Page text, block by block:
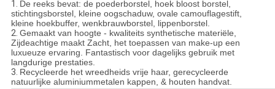
1. De reeks bevat: de poederborstel, hoek bloost borstel,
stichtingsborstel, kleine oogschaduw, ovale camouflagestift,
kleine hoekbuffer, wenkbrauwborstel, lippenborstel.
2. Gemaakt van hoogte - kwaliteits synthetische materiële,
Zijdeachtige maakt Zacht, het toepassen van make-up een
luxueuze ervaring. Fantastisch voor dagelijks gebruik met
langdurige prestaties.
3. Recycleerde het wreedheids vrije haar, gerecycleerde
natuurlijke aluminiummetalen kappen, & houten handvat.